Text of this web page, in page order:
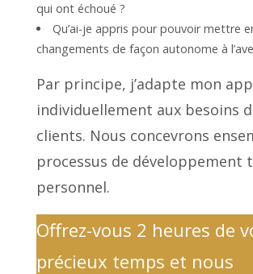
qui ont échoué ?
Qu’ai-je appris pour pouvoir mettre
changements de façon autonome à
Par principe, j’adapte mon
individuellement aux besoins
clients. Nous concevrons
processus de développement
personnel.
Offrez-vous 2 heures de
précieux temps et nous